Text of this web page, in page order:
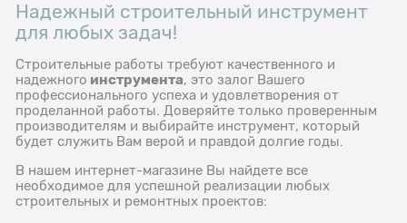
Надежный строительный инструмент
для любых задач!
Строительные работы требуют качественного и
надежного инструмента, это залог Вашего
профессионального успеха и удовлетворения от
проделанной работы. Доверяйте только проверенным
производителям и выбирайте инструмент, который
будет служить Вам верой и правдой долгие годы.
В нашем интернет-магазине Вы найдете все
необходимое для успешной реализации любых
строительных и ремонтных проектов: